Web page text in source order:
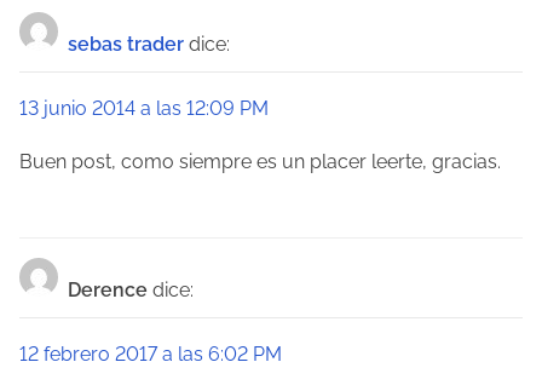
e
n
t
a
a
sebas trader dice:
13 junio 2014 a las 12:09 PM
Buen post, como siempre es un placer leerte, gracias.
Derence dice:
12 febrero 2017 a las 6:02 PM